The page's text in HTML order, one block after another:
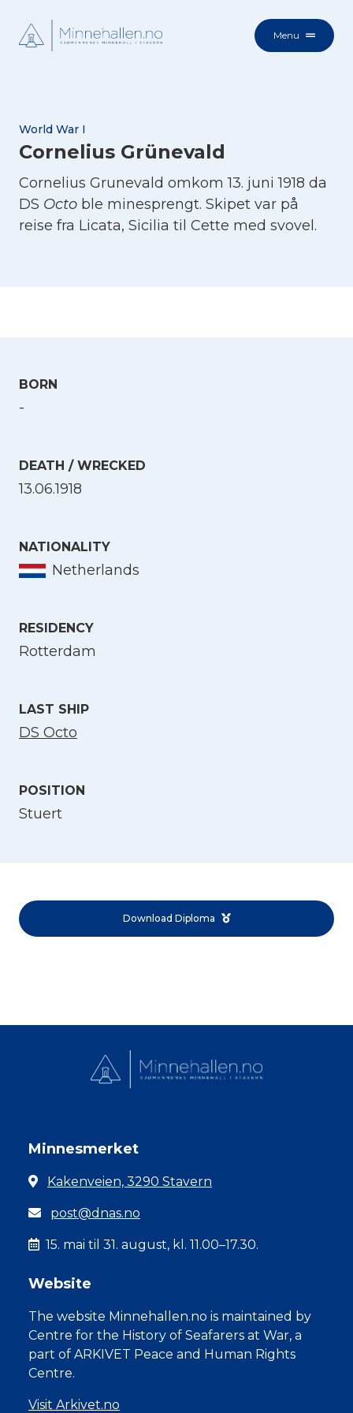
Menu
World War I
Cornelius Grünevald
Cornelius Grunevald omkom 13. juni 1918 da
DS Octo ble minesprengt. Skipet var på
reise fra Licata, Sicilia til Cette med svovel.
BORN
-
DEATH / WRECKED
13.06.1918
NATIONALITY
Netherlands
RESIDENCY
Rotterdam
LAST SHIP
DS Octo
POSITION
Stuert
Download Diploma
Minnesmerket
Kakenveien, 3290 Stavern
post@dnas.no
15. mai til 31. august, kl. 11.00–17.30.
Website
The website Minnehallen.no is maintained by
Centre for the History of Seafarers at War, a
part of ARKIVET Peace and Human Rights
Centre.
Visit Arkivet.no
Norsk bokmål